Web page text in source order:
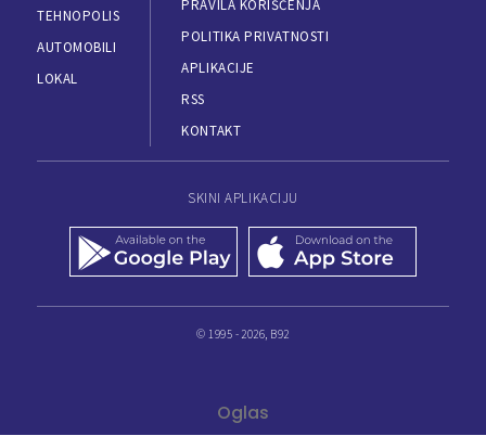
TEHNOPOLIS
AUTOMOBILI
LOKAL
PRAVILA KORIŠĆENJA
POLITIKA PRIVATNOSTI
APLIKACIJE
RSS
KONTAKT
SKINI APLIKACIJU
© 1995 - 2026, B92